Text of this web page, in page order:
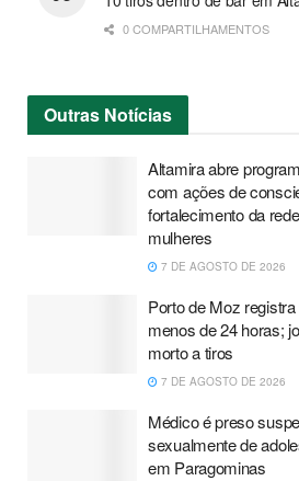
0 COMPARTILHAMENTOS
Outras Notícias
Altamira abre
com ações de
fortalecimento da
mulheres
7 DE AGOSTO DE 2026
Porto de Moz
menos de 24 horas;
morto a tiros
7 DE AGOSTO DE 2026
Médico é preso
sexualmente de
em Paragominas